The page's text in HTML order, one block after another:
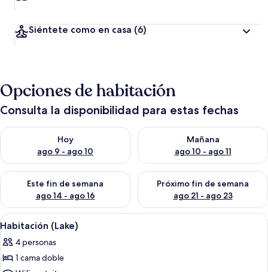
Siéntete como en casa (6)
Opciones de habitación
Consulta la disponibilidad para estas fechas
Hoy
ago 9 - ago 10
Consulta la disponibilidad para hoy ago 9 - ago 10
Mañana
ago 10 - ago 11
Consulta la disponibilidad
Este fin de semana
ago 14 - ago 16
Consulta la disponibilidad para este fin de semana ago 14 -
Próximo fin de semana
ago 21 - ago 23
Consulta la disponibilidad
Abrir
todas
las
fotos
Ropa de cama hipoalergénica y
6
Habitación (Lake)
4 personas
1 cama doble